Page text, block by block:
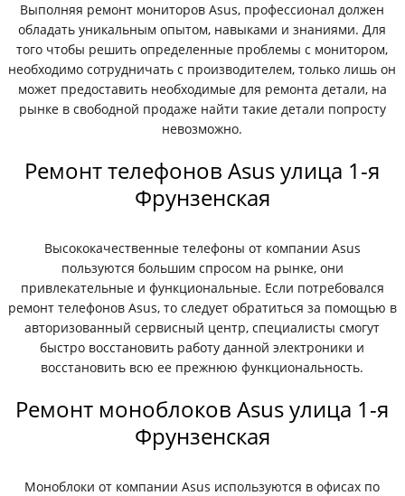
Выполняя ремонт мониторов Asus, профессионал должен
обладать уникальным опытом, навыками и знаниями. Для
того чтобы решить определенные проблемы с монитором,
необходимо сотрудничать с производителем, только лишь он
может предоставить необходимые для ремонта детали, на
рынке в свободной продаже найти такие детали попросту
невозможно.
Ремонт телефонов Asus улица 1-я
Фрунзенская
Высококачественные телефоны от компании Asus
пользуются большим спросом на рынке, они
привлекательные и функциональные. Если потребовался
ремонт телефонов Asus, то следует обратиться за помощью в
авторизованный сервисный центр, специалисты смогут
быстро восстановить работу данной электроники и
восстановить всю ее прежнюю функциональность.
Ремонт моноблоков Asus улица 1-я
Фрунзенская
Моноблоки от компании Asus используются в офисах по